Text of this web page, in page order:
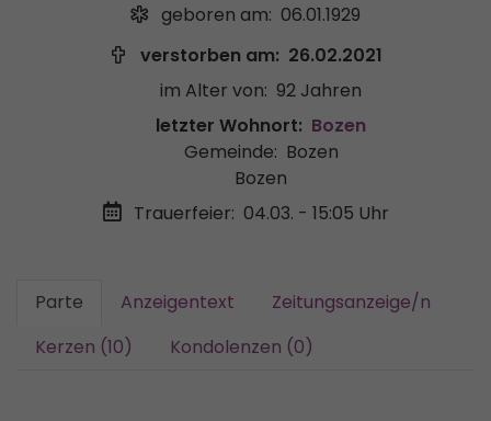
geboren am: 06.01.1929
verstorben am: 26.02.2021
im Alter von: 92 Jahren
letzter Wohnort: Bozen
Gemeinde: Bozen
Bozen
Trauerfeier: 04.03. - 15:05 Uhr
Parte Anzeigentext
Zeitungsanzeige/n
Kerzen (10)
Kondolenzen (0)